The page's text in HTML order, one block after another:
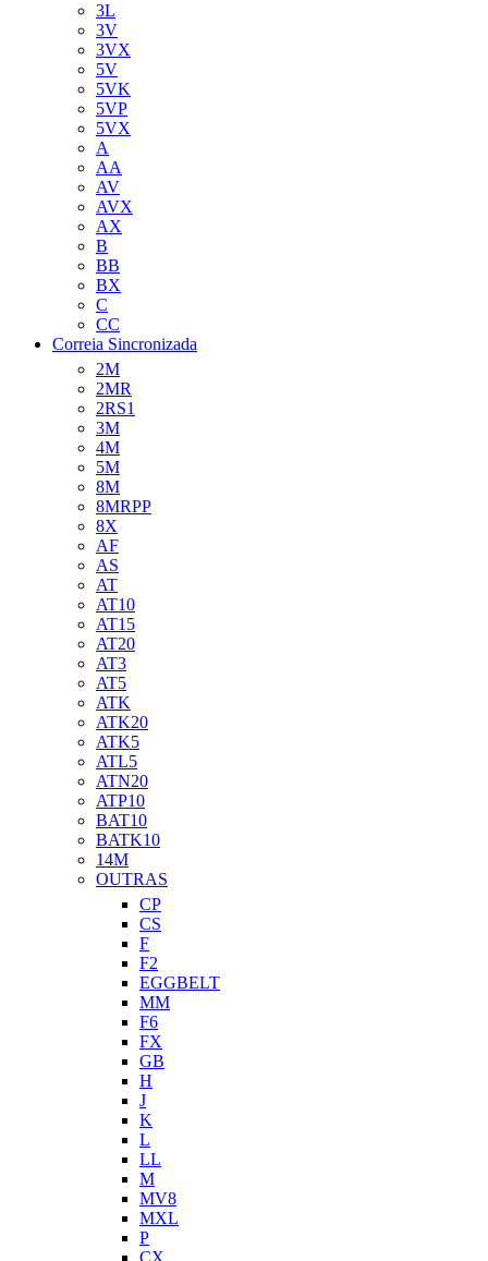
3L
3V
3VX
5V
5VK
5VP
5VX
A
AA
AV
AVX
AX
B
BB
BX
C
CC
Correia Sincronizada
2M
2MR
2RS1
3M
4M
5M
8M
8MRPP
8X
AF
AS
AT
AT10
AT15
AT20
AT3
AT5
ATK
ATK20
ATK5
ATL5
ATN20
ATP10
BAT10
BATK10
14M
OUTRAS
CP
CS
F
F2
EGGBELT
MM
F6
FX
GB
H
J
K
L
LL
M
MV8
MXL
P
CX